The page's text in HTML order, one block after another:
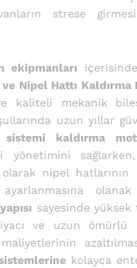
strese
ekipmanları
Nipel Hattı Kaldırma
kaliteli mekanik
uzun yıllar
sistemi kaldırma
yönetimini
nipel hatlarının
sayesinde yüksek
ve uzun ömürlü
kolayca